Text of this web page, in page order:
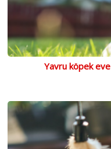
Yavru köpek eve